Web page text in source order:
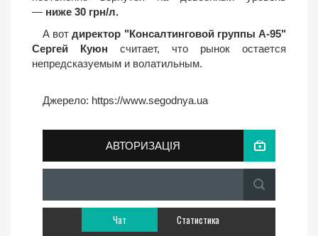
— ниже 30 грн/л.
А вотдиректор "Консалтинговой группы А-95"
Сергей Куюн считает, что рынок остается
непредсказуемым и волатильным.
Джерело: https://www.segodnya.ua
АВТОРИЗАЦІЯ
Чат
Статистика